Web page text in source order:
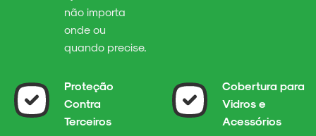
não importa
onde ou
quando precise.
Proteção
Contra
Terceiros
Cobertura para
Vidros e
Acessórios